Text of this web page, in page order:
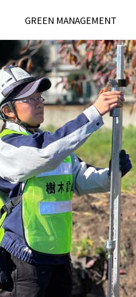
GREEN MANAGEMENT
リーンメンテナンス部門
リーンメンテナンス部門
栽管理・メンテナンス
木・特殊伐採＆ケーブリング
栽リノベーション